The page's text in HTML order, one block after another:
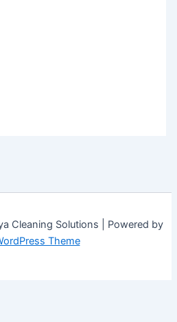
Cleaning Solutions | Powered by
Theme